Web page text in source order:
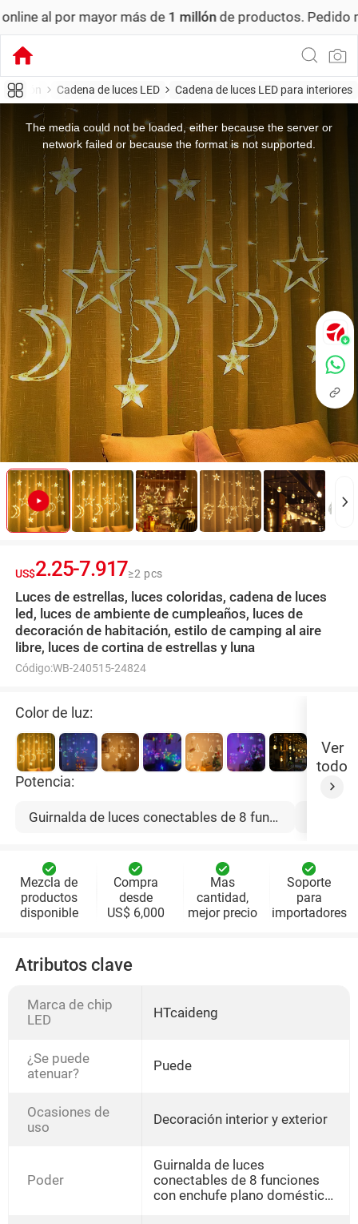
más de1 millónde productos. Pedido mínimo: US$
Cadena de luces LED Cadena de luces LED para interiores
The media could not be loaded, either because the server or
network failed or because the format is not supported.
US$2.25-7.917≥2 pcs
Luces de estrellas, luces coloridas, cadena de luces
led, luces de ambiente de cumpleaños, luces de
decoración de habitación, estilo de camping al aire
libre, luces de cortina de estrellas y luna
Código:WB-240515-24824
Color de luz:
Potencia:
Guirnalda de luces conectables de 8 funciones con enchufe plano doméstico de 220 V y 3,5 metros
Ver
todo
Mezcla de
productos
disponible
Compra
desde
US$ 6,000
Mas
cantidad,
mejor precio
Soporte
para
importadores
Atributos clave
Marca de chip
LED
HTcaideng
¿Se puede
atenuar?
Puede
Ocasiones de
uso
Decoración interior y exterior
Poder
Guirnalda de luces
conectables de 8 funciones
con enchufe plano doméstico